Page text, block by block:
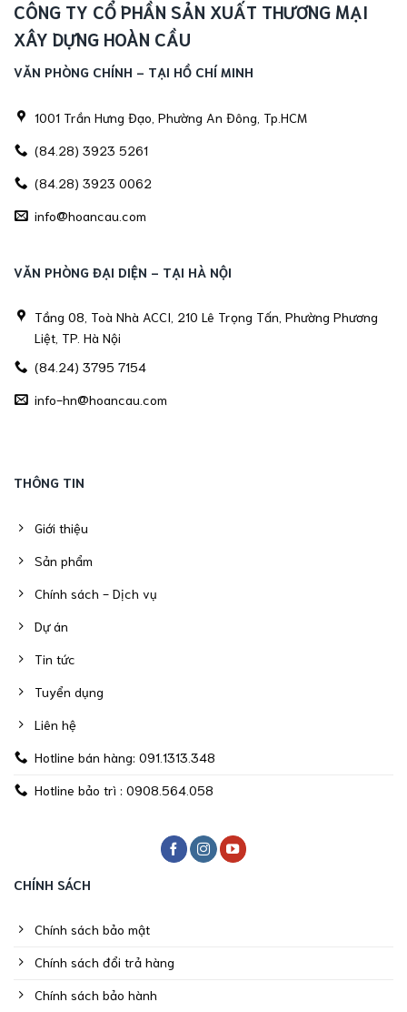
CÔNG TY CỔ PHẦN SẢN XUẤT THƯƠNG MẠI
XÂY DỰNG HOÀN CẦU
VĂN PHÒNG CHÍNH - TẠI HỒ CHÍ MINH
1001 Trần Hưng Đạo, Phường An Đông, Tp.HCM
(84.28) 3923 5261
(84.28) 3923 0062
info@hoancau.com
VĂN PHÒNG ĐẠI DIỆN - TẠI HÀ NỘI
Tầng 08, Toà Nhà ACCI, 210 Lê Trọng Tấn, Phường Phương
Liệt, TP. Hà Nội
(84.24) 3795 7154
info-hn@hoancau.com
THÔNG TIN
Giới thiệu
Sản phẩm
Chính sách - Dịch vụ
Dự án
Tin tức
Tuyển dụng
Liên hệ
Hotline bán hàng: 091.1313.348
Hotline bảo trì : 0908.564.058
CHÍNH SÁCH
Chính sách bảo mật
Chính sách đổi trả hàng
Chính sách bảo hành